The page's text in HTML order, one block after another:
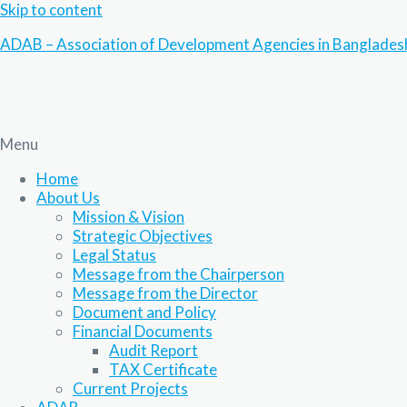
Skip to content
ADAB – Association of Development Agencies in
Menu
Home
About Us
Mission & Vision
Strategic Objectives
Legal Status
Message from the Chairperson
Message from the Director
Document and Policy
Financial Documents
Audit Report
TAX Certificate
Current Projects